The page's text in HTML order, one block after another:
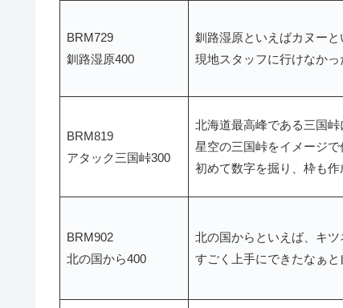
BRM729
釧路湿原400
釧路湿原といえばカヌーと
現地スタッフに行けなかっ
BRM819
アタック三国峠300
北海道最高峰である三国
星空の三国峠をイメージ
初めて数字を掘り、枠も作
BRM902
北の国から400
北の国からといえば、キ
すごく上手にできたなぁと